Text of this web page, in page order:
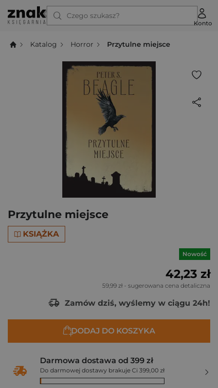
Czego szukasz?
Konto
Katalog Horror Przytulne miejsce
Przytulne miejsce
KSIĄŻKA
Nowość
42,23 zł
59,99 zł - sugerowana cena detaliczna
Zamów dziś, wyślemy w ciągu 24h!
DODAJ DO KOSZYKA
Darmowa dostawa od 399 zł
Do darmowej dostawy brakuje Ci 399,00 zł